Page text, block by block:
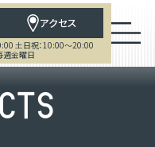
アクセス
土日祝：10:00～20:00
週金曜日
TS